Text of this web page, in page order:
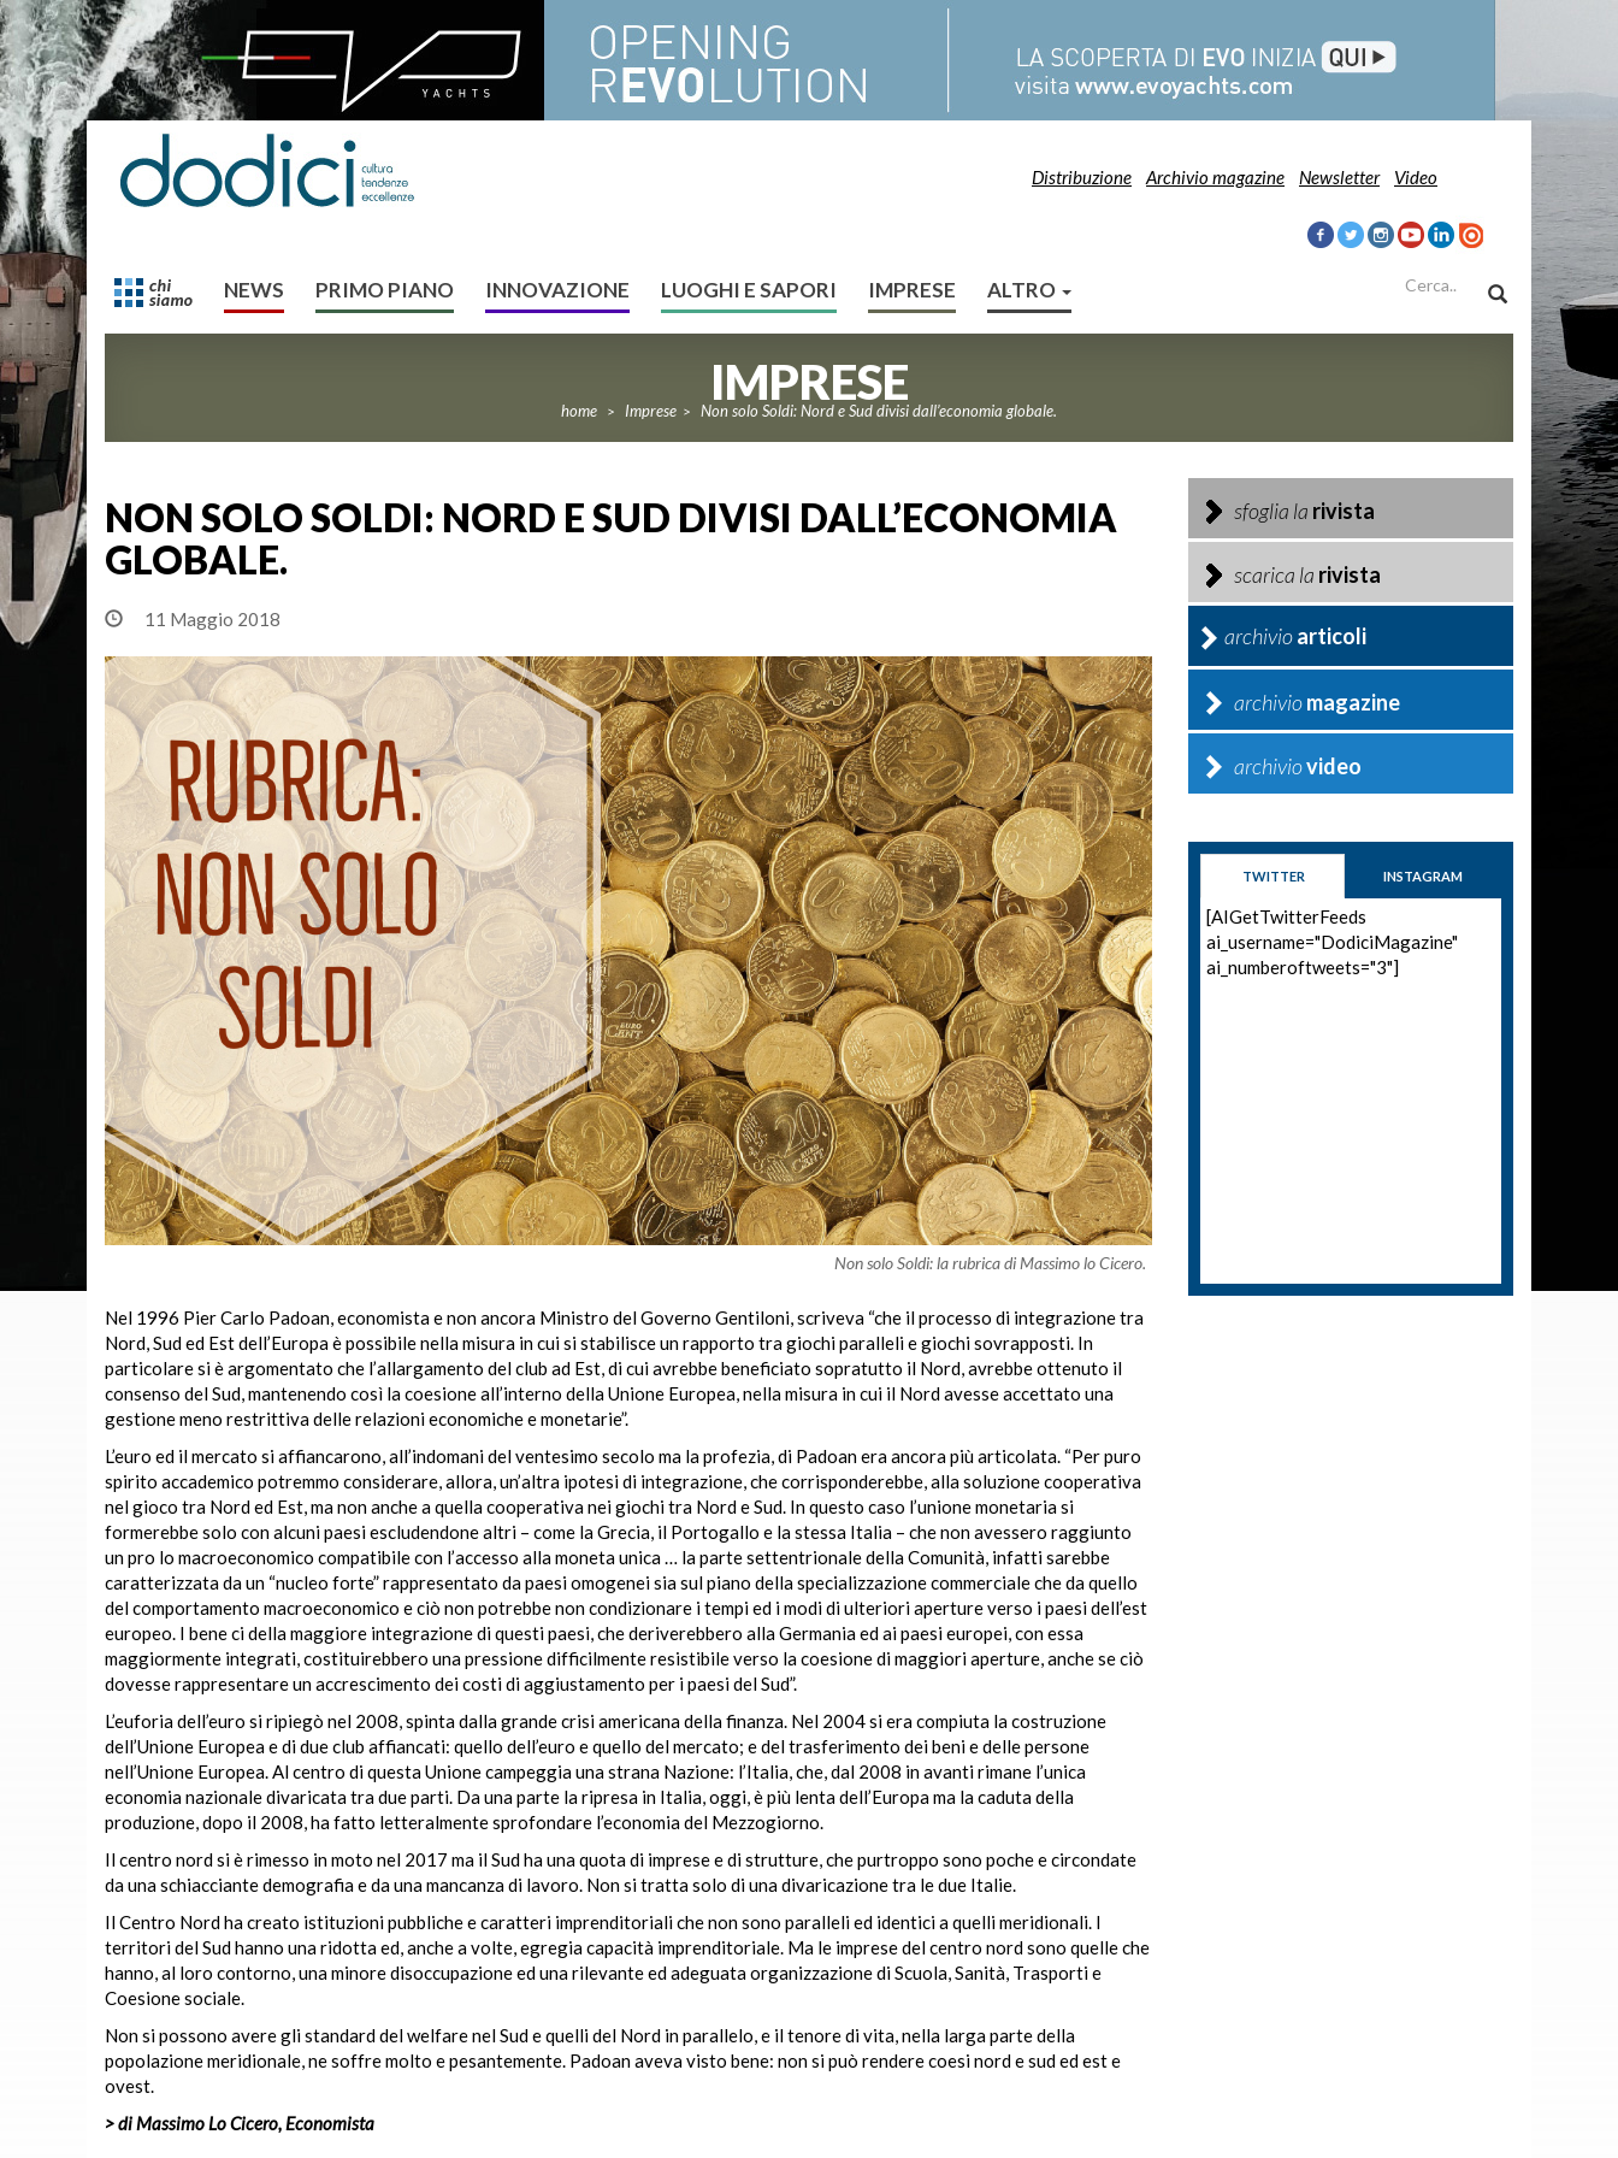
Distribuzione Archivio magazine Newsletter Video
NEWS PRIMO PIANO INNOVAZIONE LUOGHI E SAPORI IMPRESE ALTRO
IMPRESE
home > Imprese > Non solo Soldi: Nord e Sud divisi dall’economia globale.
NON SOLO SOLDI: NORD E SUD DIVISI DALL’ECONOMIA
GLOBALE.
11 Maggio 2018
Non solo Soldi: la rubrica di Massimo lo Cicero.
Nel 1996 Pier Carlo Padoan, economista e non ancora Ministro del Governo Gentiloni, scriveva “che il processo di integrazione tra
Nord, Sud ed Est dell’Europa è possibile nella misura in cui si stabilisce un rapporto tra giochi paralleli e giochi sovrapposti. In
particolare si è argomentato che l’allargamento del club ad Est, di cui avrebbe beneficiato sopratutto il Nord, avrebbe ottenuto il
consenso del Sud, mantenendo così la coesione all’interno della Unione Europea, nella misura in cui il Nord avesse accettato una
gestione meno restrittiva delle relazioni economiche e monetarie”.
L’euro ed il mercato si affiancarono, all’indomani del ventesimo secolo ma la profezia, di Padoan era ancora più articolata. “Per puro
spirito accademico potremmo considerare, allora, un’altra ipotesi di integrazione, che corrisponderebbe, alla soluzione cooperativa
nel gioco tra Nord ed Est, ma non anche a quella cooperativa nei giochi tra Nord e Sud. In questo caso l’unione monetaria si
formerebbe solo con alcuni paesi escludendone altri – come la Grecia, il Portogallo e la stessa Italia – che non avessero raggiunto
un pro lo macroeconomico compatibile con l’accesso alla moneta unica … la parte settentrionale della Comunità, infatti sarebbe
caratterizzata da un “nucleo forte” rappresentato da paesi omogenei sia sul piano della specializzazione commerciale che da quello
del comportamento macroeconomico e ciò non potrebbe non condizionare i tempi ed i modi di ulteriori aperture verso i paesi dell’est
europeo. I bene ci della maggiore integrazione di questi paesi, che deriverebbero alla Germania ed ai paesi europei, con essa
maggiormente integrati, costituirebbero una pressione difficilmente resistibile verso la coesione di maggiori aperture, anche se ciò
dovesse rappresentare un accrescimento dei costi di aggiustamento per i paesi del Sud”.
L’euforia dell’euro si ripiegò nel 2008, spinta dalla grande crisi americana della finanza. Nel 2004 si era compiuta la costruzione
dell’Unione Europea e di due club affiancati: quello dell’euro e quello del mercato; e del trasferimento dei beni e delle persone
nell’Unione Europea. Al centro di questa Unione campeggia una strana Nazione: l’Italia, che, dal 2008 in avanti rimane l’unica
economia nazionale divaricata tra due parti. Da una parte la ripresa in Italia, oggi, è più lenta dell’Europa ma la caduta della
produzione, dopo il 2008, ha fatto letteralmente sprofondare l’economia del Mezzogiorno.
Il centro nord si è rimesso in moto nel 2017 ma il Sud ha una quota di imprese e di strutture, che purtroppo sono poche e circondate
da una schiacciante demografia e da una mancanza di lavoro. Non si tratta solo di una divaricazione tra le due Italie.
Il Centro Nord ha creato istituzioni pubbliche e caratteri imprenditoriali che non sono paralleli ed identici a quelli meridionali. I
territori del Sud hanno una ridotta ed, anche a volte, egregia capacità imprenditoriale. Ma le imprese del centro nord sono quelle che
hanno, al loro contorno, una minore disoccupazione ed una rilevante ed adeguata organizzazione di Scuola, Sanità, Trasporti e
Coesione sociale.
Non si possono avere gli standard del welfare nel Sud e quelli del Nord in parallelo, e il tenore di vita, nella larga parte della
popolazione meridionale, ne soffre molto e pesantemente. Padoan aveva visto bene: non si può rendere coesi nord e sud ed est e
ovest.
> di Massimo Lo Cicero, Economista
sfoglia la rivista
scarica la rivista
archivioarticoli
archiviomagazine
archiviovideo
TWITTER INSTAGRAM
[AIGetTwitterFeeds
ai_username="DodiciMagazine"
ai_numberoftweets="3"]